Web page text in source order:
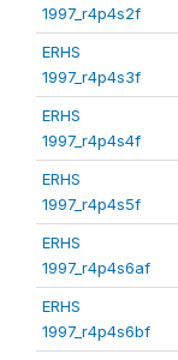
1997_r4p4s2f
ERHS
1997_r4p4s3f
ERHS
1997_r4p4s4f
ERHS
1997_r4p4s5f
ERHS
1997_r4p4s6af
ERHS
1997_r4p4s6bf